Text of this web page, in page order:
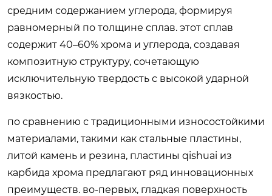
средним содержанием углерода, формируя
равномерный по толщине сплав. этот сплав
содержит 40–60% хрома и углерода, создавая
композитную структуру, сочетающую
исключительную твердость с высокой ударной
вязкостью.
по сравнению с традиционными износостойкими
материалами, такими как стальные пластины,
литой камень и резина, пластины qishuai из
карбида хрома предлагают ряд инновационных
преимуществ. во-первых, гладкая поверхность